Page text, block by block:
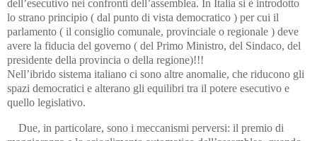
dell’esecutivo nei confronti dell’assemblea. In Italia si è introdotto
lo strano principio ( dal punto di vista democratico ) per cui il
parlamento ( il consiglio comunale, provinciale o regionale ) deve
avere la fiducia del governo ( del Primo Ministro, del Sindaco, del
presidente della provincia o della regione)!!!
Nell’ibrido sistema italiano ci sono altre anomalie, che riducono gli
spazi democratici e alterano gli equilibri tra il potere esecutivo e
quello legislativo.
Due, in particolare, sono i meccanismi perversi: il premio di